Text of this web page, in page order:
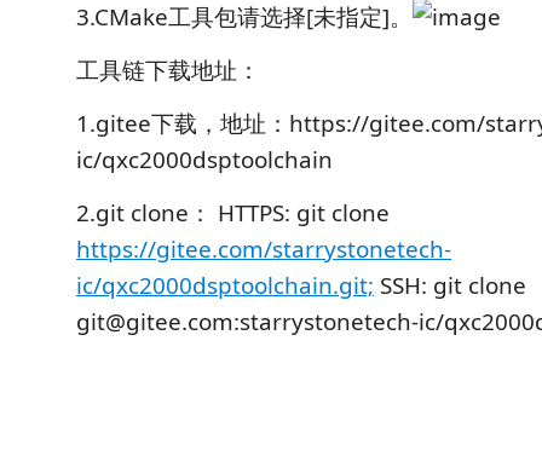
3.CMake工具包请选择[未指定]。
工具链下载地址：
1.gitee下载，地址：https://gitee.com/
ic/qxc2000dsptoolchain
2.git clone： HTTPS: git clone
https://gitee.com/starrystonetech-
ic/qxc2000dsptoolchain.git; SSH: git clone
git@gitee.com:starrystonetech-ic/